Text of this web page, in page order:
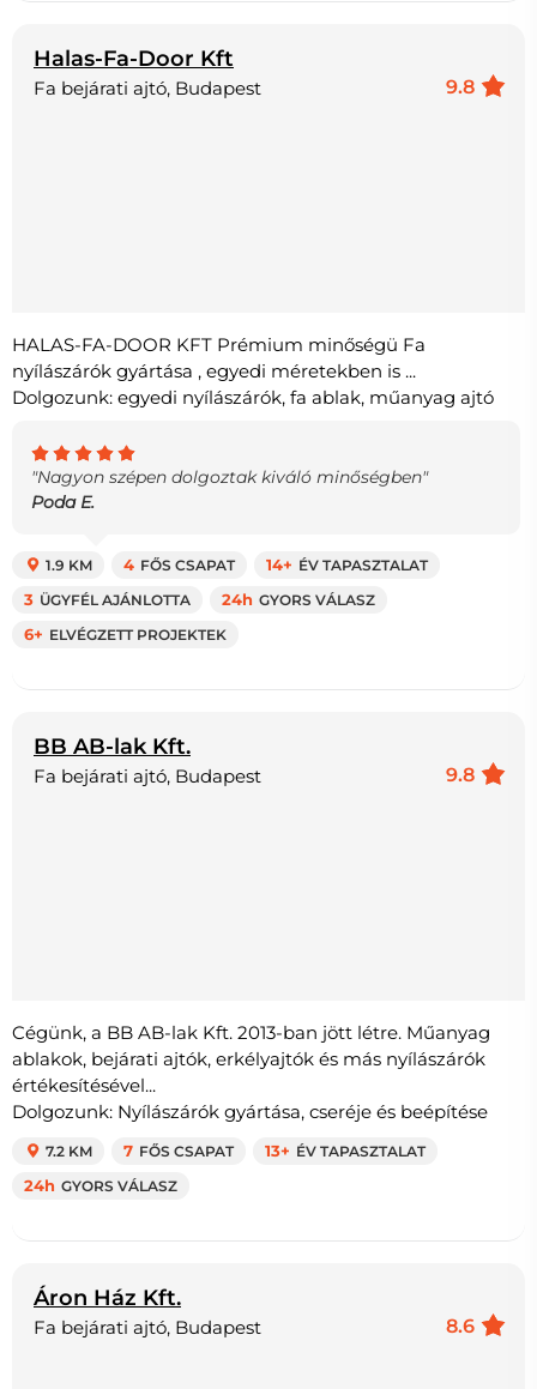
Halas-Fa-Door Kft
9.8
Fa bejárati ajtó, Budapest
HALAS-FA-DOOR KFT Prémium minőségü Fa
nyílászárók gyártása , egyedi méretekben is ...
Dolgozunk: egyedi nyílászárók, fa ablak, műanyag ajtó
"Nagyon szépen dolgoztak kiváló minőségben"
Poda E.
1.9 KM 4 FŐS CSAPAT 14+ ÉV TAPASZTALAT
3 ÜGYFÉL AJÁNLOTTA 24h GYORS VÁLASZ
6+ ELVÉGZETT PROJEKTEK
BB AB-lak Kft.
9.8
Fa bejárati ajtó, Budapest
Cégünk, a BB AB-lak Kft. 2013-ban jött létre. Műanyag
ablakok, bejárati ajtók, erkélyajtók és más nyílászárók
értékesítésével...
Dolgozunk: Nyílászárók gyártása, cseréje és beépítése
7.2 KM 7 FŐS CSAPAT 13+ ÉV TAPASZTALAT
24h GYORS VÁLASZ
Áron Ház Kft.
8.6
Fa bejárati ajtó, Budapest